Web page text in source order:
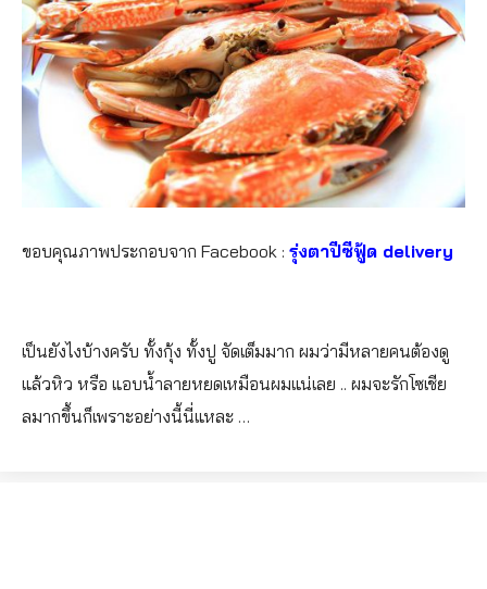
ขอบคุณภาพประกอบจาก Facebook : รุ่งตาปีซีฟู้ด delivery
เป็นยังไงบ้างครับ ทั้งกุ้ง ทั้งปู จัดเต็มมาก ผมว่ามีหลายคนต้องดู
แล้วหิว หรือ แอบน้ำลายหยดเหมือนผมแน่เลย .. ผมจะรักโซเชีย
ลมากขึ้นก็เพราะอย่างนี้นี่แหละ …